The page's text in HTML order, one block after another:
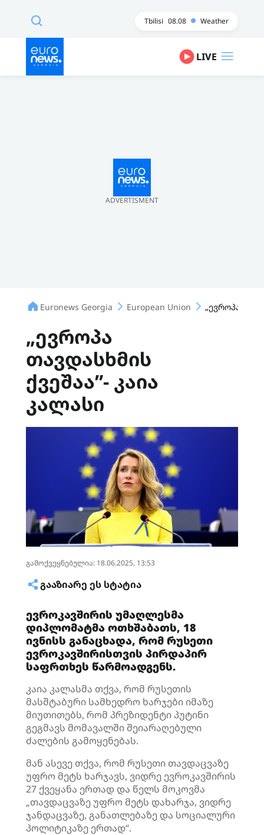
Tbilisi 08.08 Weather
LIVE
ADVERTISMENT
Euronews Georgia European Union „ევროპა
„ევროპა
თავდასხმის
ქვეშაა”- კაია
კალასი
გამოქვეყნებულია: 18.06.2025, 13:53
ᲒᲐᲐᲖᲘᲐᲠᲔ ᲔᲡ ᲡᲢᲐᲢᲘᲐ
ევროკავშირის უმაღლესმა
დიპლომატმა ოთხშაბათს, 18
ივნისს განაცხადა, რომ რუსეთი
ევროკავშირისთვის პირდაპირ
საფრთხეს წარმოადგენს.
კაია კალასმა თქვა, რომ რუსეთის
მასშტაბური სამხედრო ხარჯები იმაზე
მიუთითებს, რომ პრეზიდენტი პუტინი
გეგმავს მომავალში შეიარაღებული
ძალების გამოყენებას.
მან ასევე თქვა, რომ რუსეთი თავდაცვაზე
უფრო მეტს ხარჯავს, ვიდრე ევროკავშირის
27 ქვეყანა ერთად და წელს მოკოვმა
„თავდაცვაზე უფრო მეტს დახარჯა, ვიდრე
ჯანდაცვაზე, განათლებაზე და სოციალური
პოლიტიკაზე ერთად“.